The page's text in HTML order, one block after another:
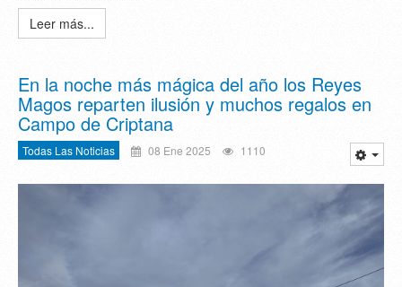
Leer más...
En la noche más mágica del año los Reyes
Magos reparten ilusión y muchos regalos en
Campo de Criptana
Todas Las Noticias 08 Ene 2025 1110